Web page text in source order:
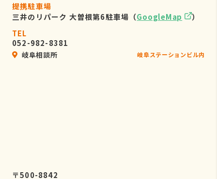
提携駐車場
三井のリパーク 大曽根第6駐車場（GoogleMap
）
TEL
052-982-8381
岐阜相談所 岐阜ステーションビル内
〒500-8842